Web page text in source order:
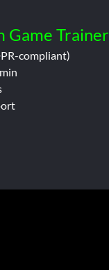
Game Trainer
compliant)